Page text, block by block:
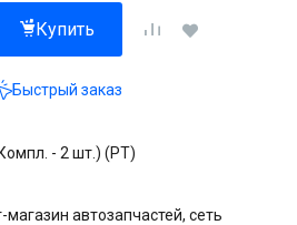
Купить
Быстрый заказ
- 2 шт.) (РТ)
автозапчастей, сеть